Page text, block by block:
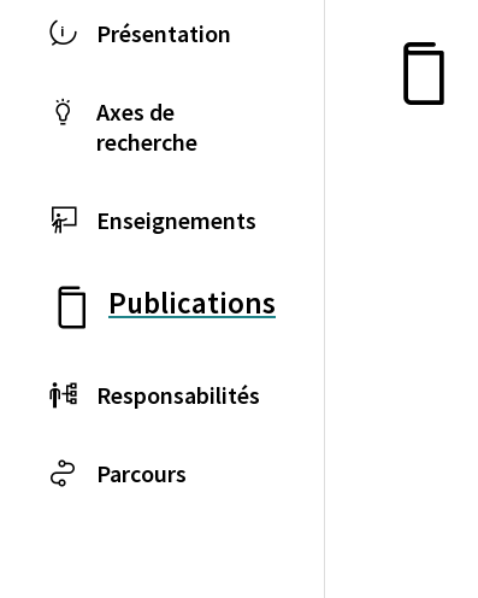
Présentation
Axes de
recherche
Enseignements
Publications
Responsabilités
Parcours